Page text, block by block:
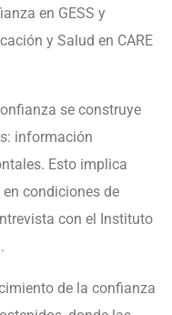
en GESS y
y Salud en CARE
se construye
información
Esto implica
condiciones de
con el Instituto
de la confianza